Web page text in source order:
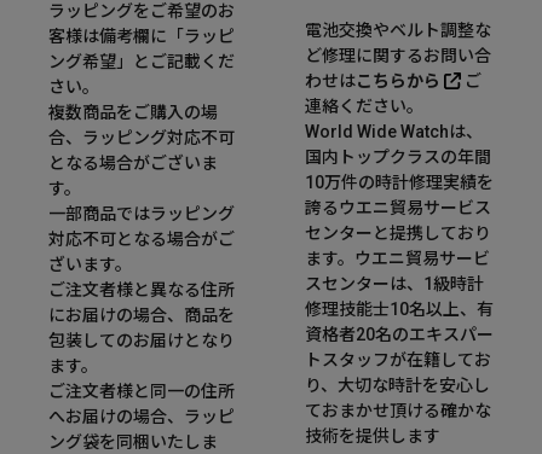
ラッピングをご希望のお
客様は備考欄に「ラッピ
ング希望」とご記載くだ
さい。
複数商品をご購入の場
合、ラッピング対応不可
となる場合がございま
す。
一部商品ではラッピング
対応不可となる場合がご
ざいます。
ご注文者様と異なる住所
にお届けの場合、商品を
包装してのお届けとなり
ます。
ご注文者様と同一の住所
へお届けの場合、ラッピ
ング袋を同梱いたしま
電池交換やベルト調整な
ど修理に関するお問い合
わせはこちらから
ご
連絡ください。
World Wide Watchは、
国内トップクラスの年間
10万件の時計修理実績を
誇るウエニ貿易サービス
センターと提携しており
ます。ウエニ貿易サービ
スセンターは、1級時計
修理技能士10名以上、有
資格者20名のエキスパー
トスタッフが在籍してお
り、大切な時計を安心し
ておまかせ頂ける確かな
技術を提供します